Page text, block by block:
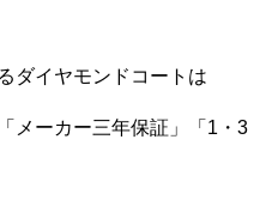
ダイヤモンドコートは
メーカー三年保証」「1・3